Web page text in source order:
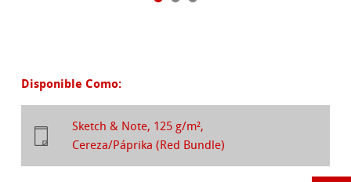
Disponible Como:
Sketch & Note, 125 g/m²,
Cereza/Páprika (Red Bundle)